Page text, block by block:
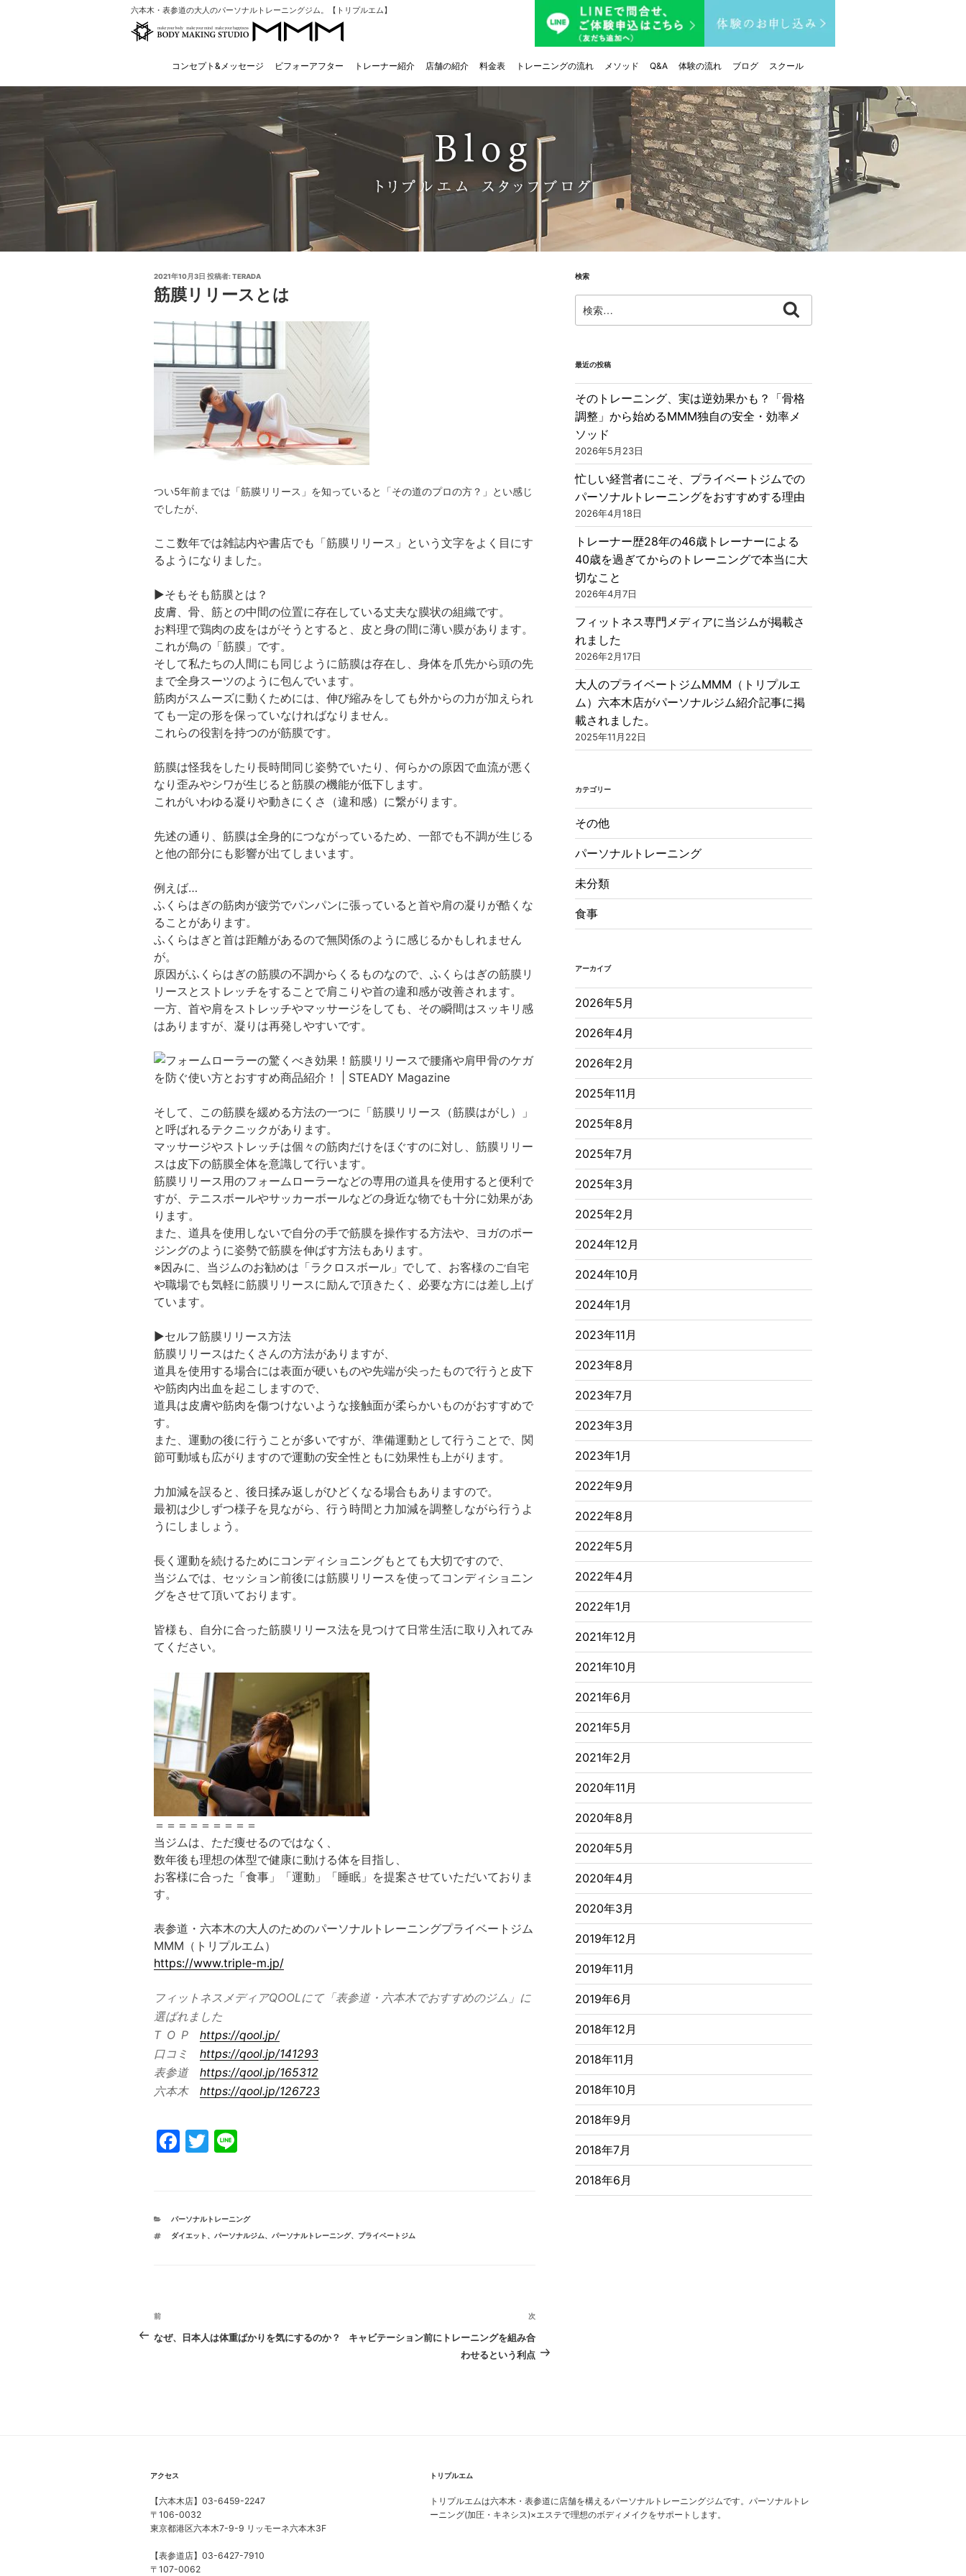
六本木・表参道の大人のパーソナルトレーニングジム。【トリプルエム】
コンセプト&メッセージ ビフォーアフター トレーナー紹介 店舗の紹介 料金表 トレーニングの流れ メソッド Q&A 体験の流れ ブログ スクール
投
稿
日:
2021年10月3日 投稿者:TERADA
筋膜リリースとは
つい5年前までは「筋膜リリース」を知っていると「その道のプロの方？」とい感じ
でしたが、
ここ数年では雑誌内や書店でも「筋膜リリース」という文字をよく目にす
るようになりました。
▶そもそも筋膜とは？
皮膚、骨、筋との中間の位置に存在している丈夫な膜状の組織です。
お料理で鶏肉の皮をはがそうとすると、皮と身の間に薄い膜があります。
これが鳥の「筋膜」です。
そして私たちの人間にも同じように筋膜は存在し、身体を爪先から頭の先
まで全身スーツのように包んでいます。
筋肉がスムーズに動くためには、伸び縮みをしても外からの力が加えられ
ても一定の形を保っていなければなりません。
これらの役割を持つのが筋膜です。
筋膜は怪我をしたり長時間同じ姿勢でいたり、何らかの原因で血流が悪く
なり歪みやシワが生じると筋膜の機能が低下します。
これがいわゆる凝りや動きにくさ（違和感）に繋がります。
先述の通り、筋膜は全身的につながっているため、一部でも不調が生じる
と他の部分にも影響が出てしまいます。
例えば…
ふくらはぎの筋肉が疲労でパンパンに張っていると首や肩の凝りが酷くな
ることがあります。
ふくらはぎと首は距離があるので無関係のように感じるかもしれません
が。
原因がふくらはぎの筋膜の不調からくるものなので、ふくらはぎの筋膜リ
リースとストレッチをすることで肩こりや首の違和感が改善されます。
一方、首や肩をストレッチやマッサージをしても、その瞬間はスッキリ感
はありますが、凝りは再発しやすいです。
そして、この筋膜を緩める方法の一つに「筋膜リリース（筋膜はがし）」
と呼ばれるテクニックがあります。
マッサージやストレッチは個々の筋肉だけをほぐすのに対し、筋膜リリー
スは皮下の筋膜全体を意識して行います。
筋膜リリース用のフォームローラーなどの専用の道具を使用すると便利で
すが、テニスボールやサッカーボールなどの身近な物でも十分に効果があ
ります。
また、道具を使用しないで自分の手で筋膜を操作する方法や、ヨガのポー
ジングのように姿勢で筋膜を伸ばす方法もあります。
※因みに、当ジムのお勧めは「ラクロスボール」でして、お客様のご自宅
や職場でも気軽に筋膜リリースに励んで頂きたく、必要な方には差し上げ
ています。
▶セルフ筋膜リリース方法
筋膜リリースはたくさんの方法がありますが、
道具を使用する場合には表面が硬いものや先端が尖ったもので行うと皮下
や筋肉内出血を起こしますので、
道具は皮膚や筋肉を傷つけないような接触面が柔らかいものがおすすめで
す。
また、運動の後に行うことが多いですが、準備運動として行うことで、関
節可動域も広がりますので運動の安全性ともに効果性も上がります。
力加減を誤ると、後日揉み返しがひどくなる場合もありますので。
最初は少しずつ様子を見ながら、行う時間と力加減を調整しながら行うよ
うにしましょう。
長く運動を続けるためにコンディショニングもとても大切ですので、
当ジムでは、セッション前後には筋膜リリースを使ってコンディショニン
グをさせて頂いております。
皆様も、自分に合った筋膜リリース法を見つけて日常生活に取り入れてみ
てください。
＝＝＝＝＝＝＝＝＝
当ジムは、ただ痩せるのではなく、
数年後も理想の体型で健康に動ける体を目指し、
お客様に合った「食事」「運動」「睡眠」を提案させていただいておりま
す。
表参道・六本木の大人のためのパーソナルトレーニングプライベートジム
MMM（トリプルエム）
https://www.triple-m.jp/
フィットネスメディアQOOLにて「表参道・六本木でおすすめのジム」に
選ばれました
T O P https://qool.jp/
口コミ https://qool.jp/141293
表参道 https://qool.jp/165312
六本木 https://qool.jp/126723
F
e
b
T
er
カ
ゴ
パーソナルトレーニング
タ
ダイエット、パーソナルジム、パーソナルトレーニング、プライベートジム
投
稿
前
の
前
なぜ、日本人は体重ばかりを気にするのか？
次
の
投
次
キャビテーション前にトレーニングを組み合
わせるという利点
検索
検
索:
索
最近の投稿
そのトレーニング、実は逆効果かも？「骨格
調整」から始めるMMM独自の安全・効率メ
ソッド
2026年5月23日
忙しい経営者にこそ、プライベートジムでの
パーソナルトレーニングをおすすめする理由
2026年4月18日
トレーナー歴28年の46歳トレーナーによる
40歳を過ぎてからのトレーニングで本当に大
切なこと
2026年4月7日
フィットネス専門メディアに当ジムが掲載さ
れました
2026年2月17日
大人のプライベートジムMMM（トリプルエ
ム）六本木店がパーソナルジム紹介記事に掲
載されました。
2025年11月22日
カテゴリー
その他
パーソナルトレーニング
未分類
食事
アーカイブ
2026年5月
2026年4月
2026年2月
2025年11月
2025年8月
2025年7月
2025年3月
2025年2月
2024年12月
2024年10月
2024年1月
2023年11月
2023年8月
2023年7月
2023年3月
2023年1月
2022年9月
2022年8月
2022年5月
2022年4月
2022年1月
2021年12月
2021年10月
2021年6月
2021年5月
2021年2月
2020年11月
2020年8月
2020年5月
2020年4月
2020年3月
2019年12月
2019年11月
2019年6月
2018年12月
2018年11月
2018年10月
2018年9月
2018年7月
2018年6月
アクセス
【六本木店】03-6459-2247
〒106-0032
東京都港区六本木7-9-9 リッモーネ六本木3F
【表参道店】03-6427-7910
〒107-0062
トリプルエム
トリプルエムは六本木・表参道に店舗を構えるパーソナルトレーニングジムです。パーソナルトレ
ーニング(加圧・キネシス)×エステで理想のボディメイクをサポートします。